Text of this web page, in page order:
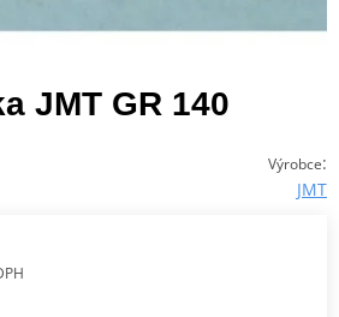
JMT GR 140
Výrobce:
JMT